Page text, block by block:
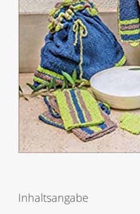
Inhaltsangabe